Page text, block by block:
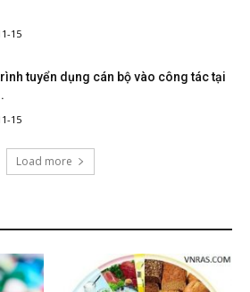
15
tuyển dụng cán bộ vào công tác tại
15
Load more